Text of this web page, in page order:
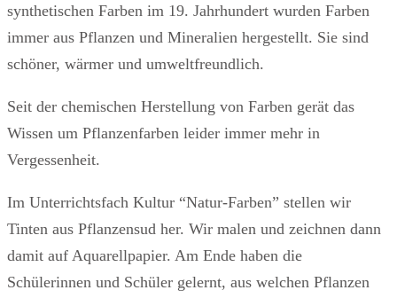
synthetischen Farben im 19. Jahrhundert wurden Farben
immer aus Pflanzen und Mineralien hergestellt. Sie sind
schöner, wärmer und umweltfreundlich.
Seit der chemischen Herstellung von Farben gerät das
Wissen um Pflanzenfarben leider immer mehr in
Vergessenheit.
Im Unterrichtsfach Kultur “Natur-Farben” stellen wir
Tinten aus Pflanzensud her. Wir malen und zeichnen dann
damit auf Aquarellpapier. Am Ende haben die
Schülerinnen und Schüler gelernt, aus welchen Pflanzen